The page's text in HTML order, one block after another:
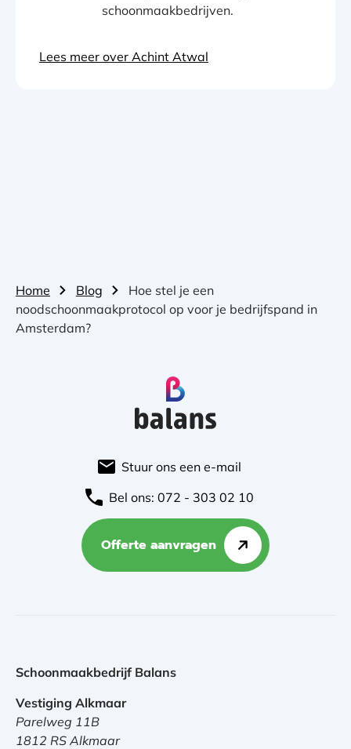
schoonmaakbedrijven.
Lees meer over Achint Atwal
Home Blog
Hoe stel je een
noodschoonmaakprotocol op voor je bedrijfspand in
Amsterdam?
Stuur ons een e-mail
Bel ons: 072 - 303 02 10
Offerte aanvragen
Schoonmaakbedrijf Balans
Vestiging Alkmaar
Parelweg 11B
1812 RS Alkmaar